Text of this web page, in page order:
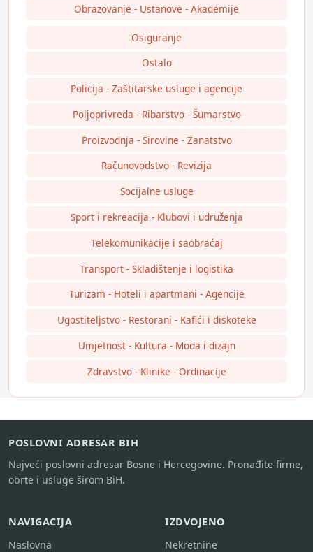
Obrazovanje - Ustanove - Akademije
Osiguranje
Ostalo
Policija - Zaštitarske usluge i agencije
Poljoprivreda - Ribarstvo - Šumarstvo
Proizvodnja - Sirovine - Zanatstvo
Računovodstvo - Revizija
Socijalne usluge
Sport i rekreacija - Klubovi i udruženja
Telekomunikacije i saobraćaj
Transport - Skladištenje i logistika
Turizam - Hoteli i apartmani - Agencije
Ugostiteljstvo - Restorani - Kafići i diskoteke
Umjetnost - Kultura - Moda i dizajn
Zdravstvo - Klinike - Ordinacije
POSLOVNI ADRESAR BIH
Najveći poslovni adresar Bosne i Hercegovine. Pronađite firme,
obrte i usluge širom BiH.
NAVIGACIJA
Naslovna
IZDVOJENO
Nekretnine